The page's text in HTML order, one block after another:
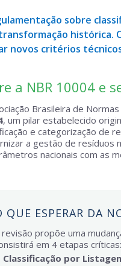
sobre
histórica.
novos critérios
a NBR 10004 e
Brasileira de
, um pilar estabelecido
e categorização de
a gestão de resíduos
nacionais com as
QUE ESPERAR DA
revisão propõe uma
em 4 etapas críticas:
Classificação por